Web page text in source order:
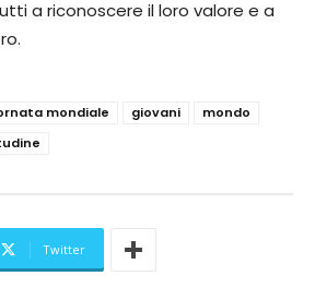
a riconoscere il loro valore e a
mondiale giovani
mondo
Twitter